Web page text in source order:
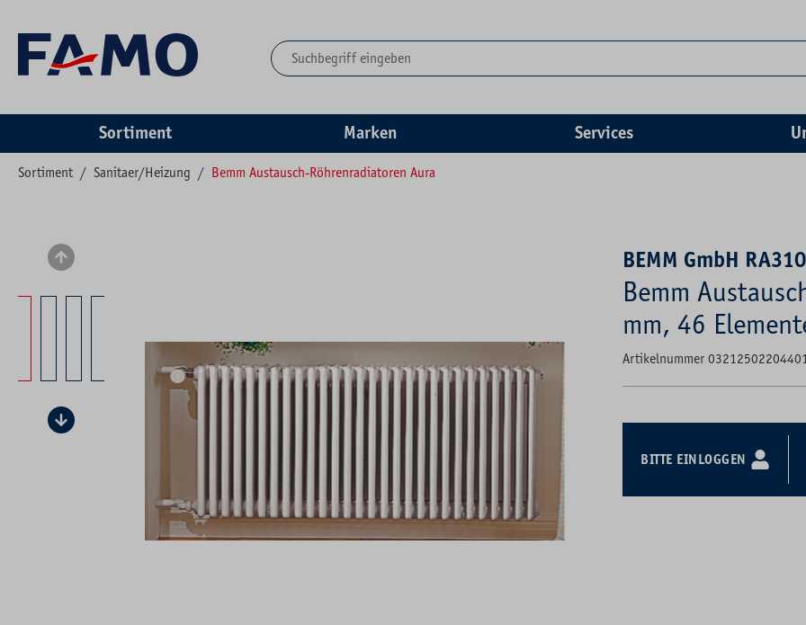
Sortiment Marken Services
Sortiment / Sanitaer/Heizung / Bemm Austausch-Röhrenradiatoren Aura
Bildergalerie überspringen BEMM GmbH
Bemm
mm, 46
Artikelnummer
BITTE EINLOGGEN